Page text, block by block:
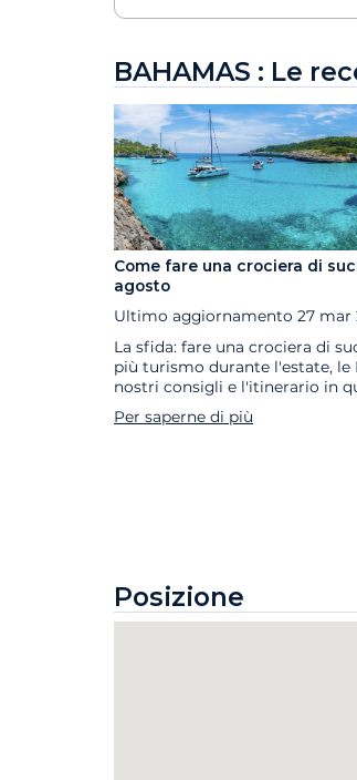
BAHAMAS : Le
Come fare una crociera di
agosto
Ultimo aggiornamento 27 mar
La sfida: fare una crociera di
più turismo durante l'estate, le
nostri consigli e l'itinerario in
Per saperne di più
Posizione